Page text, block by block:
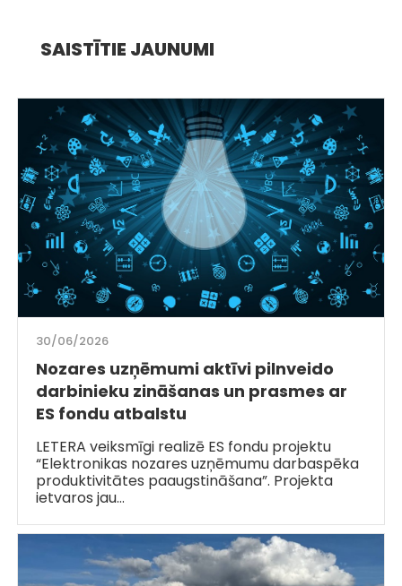
SAISTĪTIE JAUNUMI
30/06/2026
Nozares uzņēmumi aktīvi pilnveido
darbinieku zināšanas un prasmes ar
ES fondu atbalstu
LETERA veiksmīgi realizē ES fondu projektu
“Elektronikas nozares uzņēmumu darbaspēka
produktivitātes paaugstināšana”. Projekta
ietvaros jau…